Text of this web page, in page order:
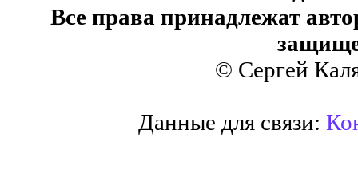
Все права принадлежат
© Сергей
Данные для связи: